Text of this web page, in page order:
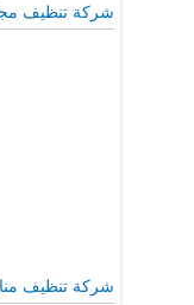
شركة تنظيف
شركة تنظيف